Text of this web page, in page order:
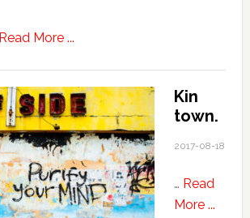
Read More ...about
San
Francisco
で
働
き
た
Kin
town.
2017-08-18
… Read
More ...about